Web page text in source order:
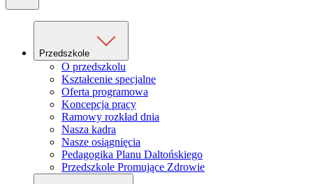
Przedszkole
O przedszkolu
Kształcenie specjalne
Oferta programowa
Koncepcja pracy
Ramowy rozkład dnia
Nasza kadra
Nasze osiągnięcia
Pedagogika Planu Daltońskiego
Przedszkole Promujące Zdrowie